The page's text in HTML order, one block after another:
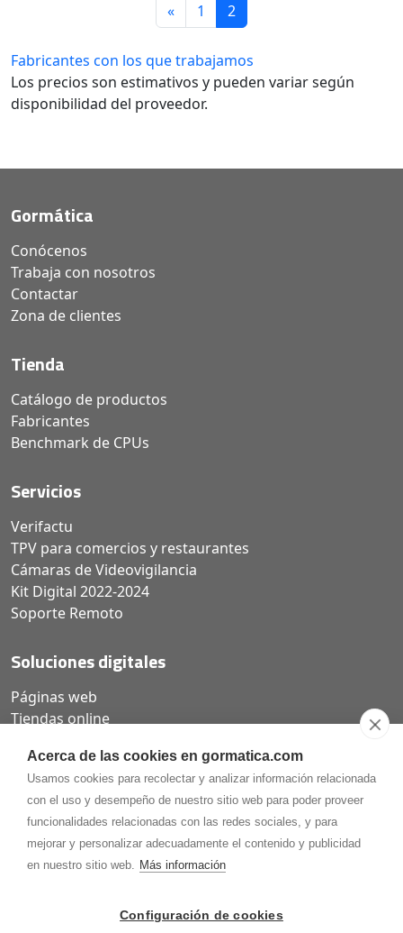
Acerca de las cookies en gormatica.com
Usamos cookies para recolectar y analizar información relacionada
con el uso y desempeño de nuestro sitio web para poder proveer
funcionalidades relacionadas con las redes sociales, y para
mejorar y personalizar adecuadamente el contenido y publicidad
en nuestro sitio web. Más información
Configuración de cookies
« 1 2
Fabricantes con los que trabajamos
Los precios son estimativos y pueden variar según
disponibilidad del proveedor.
Gormática
Conócenos
Trabaja con nosotros
Contactar
Zona de clientes
Tienda
Catálogo de productos
Fabricantes
Benchmark de CPUs
Servicios
Verifactu
TPV para comercios y restaurantes
Cámaras de Videovigilancia
Kit Digital 2022-2024
Soporte Remoto
Soluciones digitales
Páginas web
Tiendas online
975.368.262
Aviso Legal Política de privacidad
Gormaz Informática S.L.C/ Soria, 2 - El Burgo de Osma (Soria)